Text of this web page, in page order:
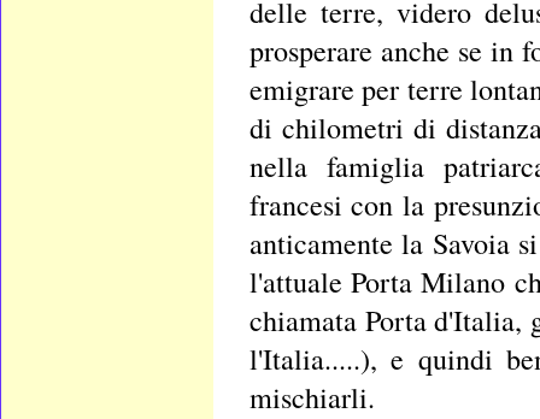
delle terre, videro
prosperare anche se in
emigrare per terre
di chilometri di
nella famiglia
francesi con la
anticamente la Savoia
l'attuale Porta Milano
chiamata Porta d'Italia,
l'Italia.....), e quindi
mischiarli.